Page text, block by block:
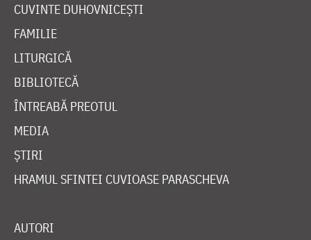
CUVINTE DUHOVNICEȘTI
FAMILIE
LITURGICĂ
BIBLIOTECĂ
ÎNTREABĂ PREOTUL
MEDIA
ȘTIRI
HRAMUL SFINTEI CUVIOASE PARASCHEVA
AUTORI